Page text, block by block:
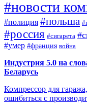
#новости
#полиция #польша
#россия #сигарета
#умер #франция война
Индустрия 5.0 на
Беларусь
Компрессор для
ошибиться с